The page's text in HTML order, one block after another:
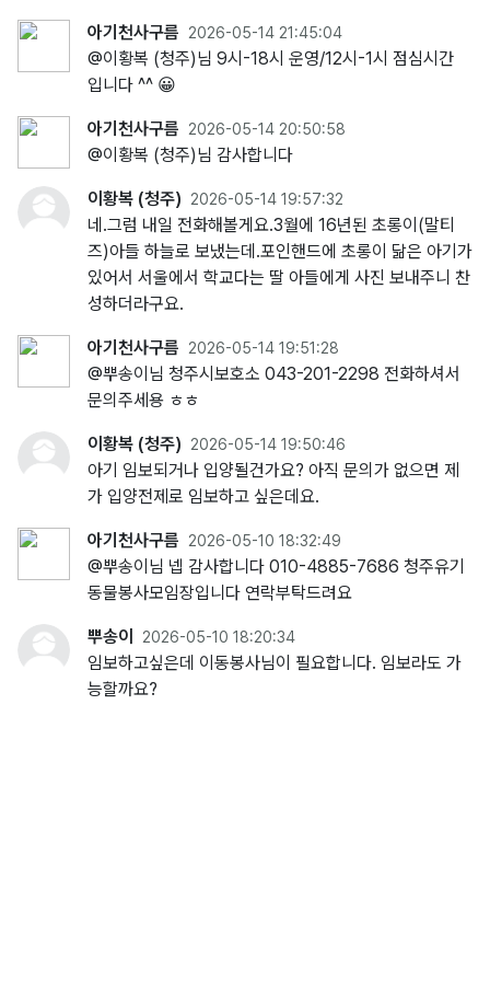
아기천사구름 2026-05-14 21:45:04
@이황복 (청주)님 9시-18시 운영/12시-1시 점심시간
입니다 ^^ 😀
아기천사구름 2026-05-14 20:50:58
@이황복 (청주)님 감사합니다
이황복 (청주) 2026-05-14 19:57:32
네.그럼 내일 전화해볼게요.3월에 16년된 초롱이(말티
즈)아들 하늘로 보냈는데.포인핸드에 초롱이 닮은 아기가
있어서 서울에서 학교다는 딸 아들에게 사진 보내주니 찬
성하더라구요.
아기천사구름 2026-05-14 19:51:28
@뿌송이님 청주시보호소 043-201-2298 전화하셔서
문의주세용 ㅎㅎ
이황복 (청주) 2026-05-14 19:50:46
아기 임보되거나 입양될건가요? 아직 문의가 없으면 제
가 입양전제로 임보하고 싶은데요.
아기천사구름 2026-05-10 18:32:49
@뿌송이님 넵 감사합니다 010-4885-7686 청주유기
동물봉사모임장입니다 연락부탁드려요
뿌송이 2026-05-10 18:20:34
임보하고싶은데 이동봉사님이 필요합니다. 임보라도 가
능할까요?